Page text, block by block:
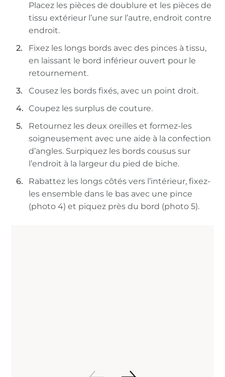
Placez les pièces de doublure et les pièces de
tissu extérieur l’une sur l’autre, endroit contre
endroit.
Fixez les longs bords avec des pinces à tissu,
en laissant le bord inférieur ouvert pour le
retournement.
Cousez les bords fixés, avec un point droit.
Coupez les surplus de couture.
Retournez les deux oreilles et formez-les
soigneusement avec une aide à la confection
d’angles. Surpiquez les bords cousus sur
l’endroit à la largeur du pied de biche.
Rabattez les longs côtés vers l’intérieur, fixez-
les ensemble dans le bas avec une pince
(photo 4) et piquez près du bord (photo 5).